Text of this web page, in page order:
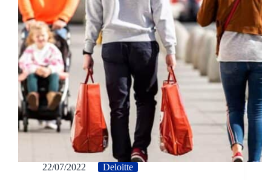
22/07/2022 Deloitte